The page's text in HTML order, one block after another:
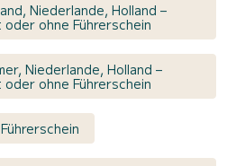
Niederlande, Holland –
ohne Führerschein
Niederlande, Holland –
ohne Führerschein